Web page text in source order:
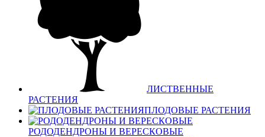
ЛИСТВЕННЫЕ
РАСТЕНИЯ
ПЛОДОВЫЕ РАСТЕНИЯ
РОДОДЕНДРОНЫ И ВЕРЕСКОВЫЕ